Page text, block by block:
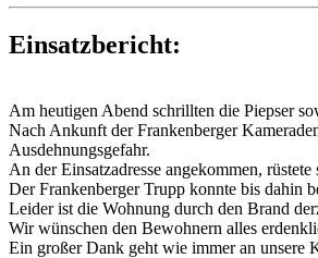
Einsatzbericht:
Am heutigen Abend schrillten die Piepser
Nach Ankunft der Frankenberger
Ausdehnungsgefahr.
An der Einsatzadresse angekommen,
Der Frankenberger Trupp konnte bis dahin
Leider ist die Wohnung durch den Brand
Wir wünschen den Bewohnern alles
Ein großer Dank geht wie immer an unsere